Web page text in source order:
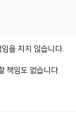
을 지지 않습니다.
책임도 없습니다.